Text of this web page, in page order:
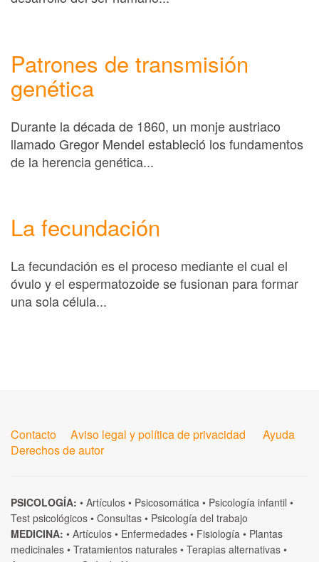
Patrones de transmisión
genética
Durante la década de 1860, un monje austriaco
llamado Gregor Mendel estableció los fundamentos
de la herencia genética...
La fecundación
La fecundación es el proceso mediante el cual el
óvulo y el espermatozoide se fusionan para formar
una sola célula...
Contacto Aviso legal y política de privacidad
Ayuda
Derechos de autor
PSICOLOGÍA: • Artículos • Psicosomática • Psicología infantil •
Test psicológicos • Consultas • Psicología del trabajo
MEDICINA: • Artículos • Enfermedades • Fisiología • Plantas
medicinales • Tratamientos naturales • Terapias alternativas •